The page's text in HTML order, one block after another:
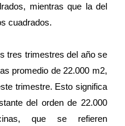
mientras que la del
cuadrados.
tres trimestres del año se
promedio de 22.000 m2,
trimestre. Esto significa
del orden de 22.000
que se refieren